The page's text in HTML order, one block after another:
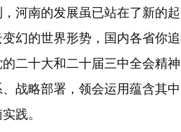
河南的发展虽已站在了新的
幻的世界形势，国内各省你
二十大和二十届三中全会精
战略部署，领会运用蕴含其
践。